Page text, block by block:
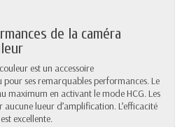
de la caméra
est un accessoire
ses remarquables performances. Le
maximum en activant le mode HCG. Les
aucune lueur d’amplification. L’efficacité
excellente.